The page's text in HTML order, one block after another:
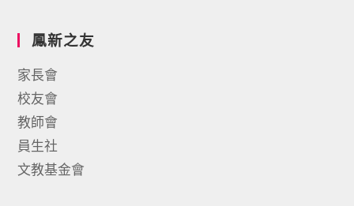
鳳新之友
家長會
校友會
教師會
員生社
文教基金會